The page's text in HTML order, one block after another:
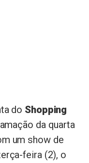
do Shopping
da quarta
um show de
feira (2), o